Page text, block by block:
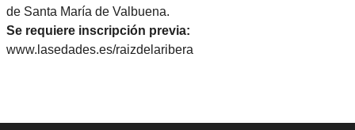
de Santa María de Valbuena.
Se requiere inscripción previa:
www.lasedades.es/raizdelaribera